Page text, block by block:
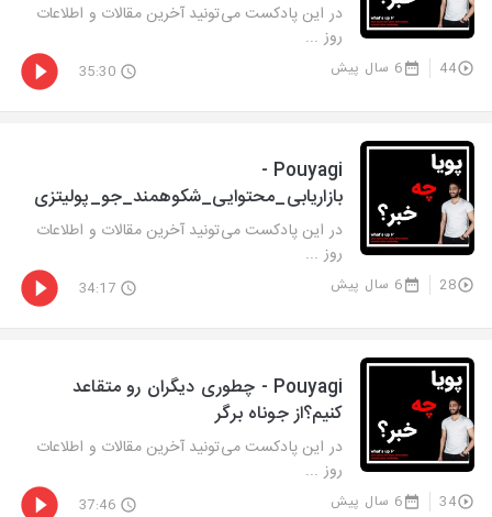
در این پادکست می‌تونید آخرین مقالات و اطلاعات
روز ...
44 6 سال پیش 35:30
Pouyagi -
بازاریابی_محتوایی_شکوهمند_جو_پولیتزی
در این پادکست می‌تونید آخرین مقالات و اطلاعات
روز ...
28 6 سال پیش 34:17
Pouyagi - چطوری دیگران رو متقاعد
کنیم؟از جوناه برگر
در این پادکست می‌تونید آخرین مقالات و اطلاعات
روز ...
34 6 سال پیش 37:46